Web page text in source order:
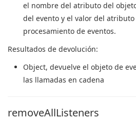
el nombre del atributo del
del evento y el valor del
procesamiento de eventos.
Resultados de devolución:
Object, devuelve el objeto de
las llamadas en cadena
removeAllListeners